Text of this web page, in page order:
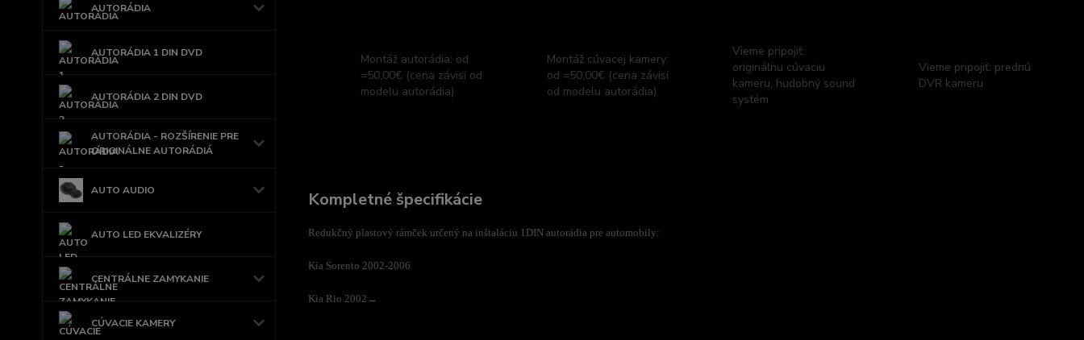
AUTORÁDIA
AUTORÁDIA 1 DIN DVD
AUTORÁDIA 2 DIN DVD
AUTORÁDIA - ROZŠÍRENIE PRE
ORIGINÁLNE AUTORÁDIÁ
AUTO AUDIO
AUTO LED EKVALIZÉRY
CENTRÁLNE ZAMYKANIE
CÚVACIE KAMERY
Montáž autorádia: od
=50,00€ (cena závisí od
modelu autorádia)
Montáž cúvacej kamery:
od =50,00€ (cena závisí
od modelu autorádia)
Vieme pripojiť:
originálnu cúvaciu
kameru, hudobný sound
systém
Vieme pripojiť: prednú
DVR kameru
Kompletné špecifikácie
Redukčný plastový rámček určený na inštaláciu 1DIN autorádia pre automobily:
Kia Sorento 2002-2006
Kia Rio 2002→